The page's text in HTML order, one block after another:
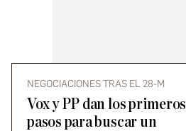
NEGOCIACIONES TRAS EL 28-M
Vox y PP dan los primeros
pasos para buscar un